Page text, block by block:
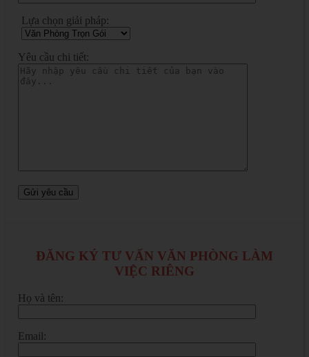
Lựa chọn giải pháp:
Yêu cầu chi tiết:
ĐĂNG KÝ TƯ VẤN VĂN PHÒNG LÀM
VIỆC RIÊNG
Họ và tên:
Email: